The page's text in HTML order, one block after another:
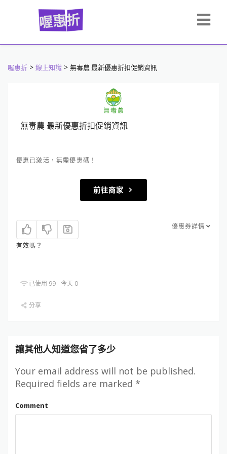
喔惠折 > 線上知識 > 無毒農 最新優惠折扣促銷資訊
無毒農 最新優惠折扣促銷資訊
優惠已激活，無需優惠碼！
前往商家
有效嗎？
優惠券詳情
已使用 99 - 今天 0
分享
讓其他人知道您省了多少
Your email address will not be published.
Required fields are marked *
Comment